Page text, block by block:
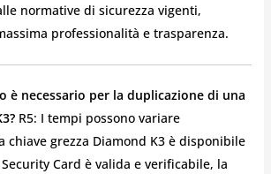
normative di sicurezza vigenti,
professionalità e trasparenza.
è necessario per la duplicazione di una
R5: I tempi possono variare
chiave grezza Diamond K3 è disponibile
Card è valida e verificabile, la